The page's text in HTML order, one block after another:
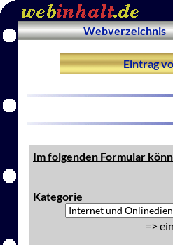
Webverzeichnis
Eintrag
Im folgenden Formular
Kategorie
=>